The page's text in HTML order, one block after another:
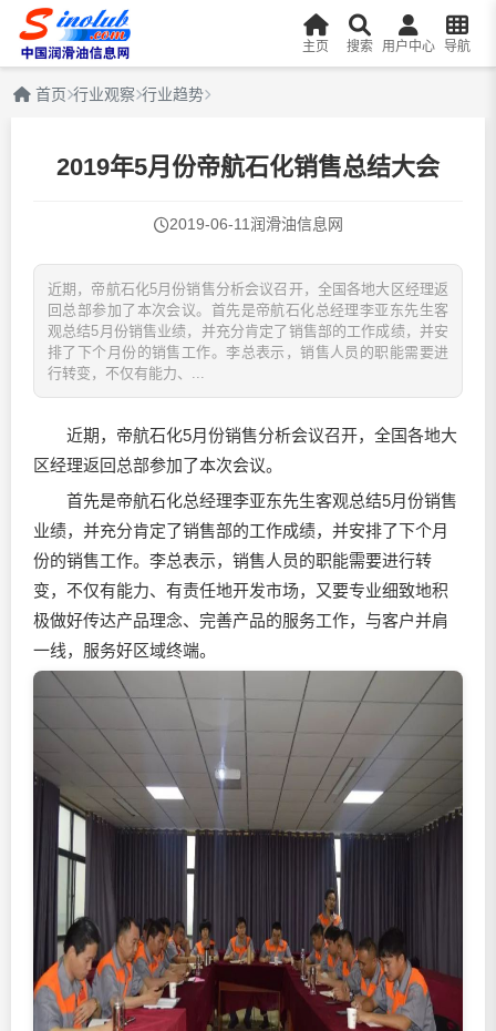
主页 搜索 用户中心 导航
首页 行业观察 行业趋势
2019年5月份帝航石化销售总结大会
2019-06-11润滑油信息网
近期，帝航石化5月份销售分析会议召开，全国各地大区经理返
回总部参加了本次会议。首先是帝航石化总经理李亚东先生客
观总结5月份销售业绩，并充分肯定了销售部的工作成绩，并安
排了下个月份的销售工作。李总表示，销售人员的职能需要进
行转变，不仅有能力、...
近期，帝航石化5月份销售分析会议召开，全国各地大
区经理返回总部参加了本次会议。
首先是帝航石化总经理李亚东先生客观总结5月份销售
业绩，并充分肯定了销售部的工作成绩，并安排了下个月
份的销售工作。李总表示，销售人员的职能需要进行转
变，不仅有能力、有责任地开发市场，又要专业细致地积
极做好传达产品理念、完善产品的服务工作，与客户并肩
一线，服务好区域终端。